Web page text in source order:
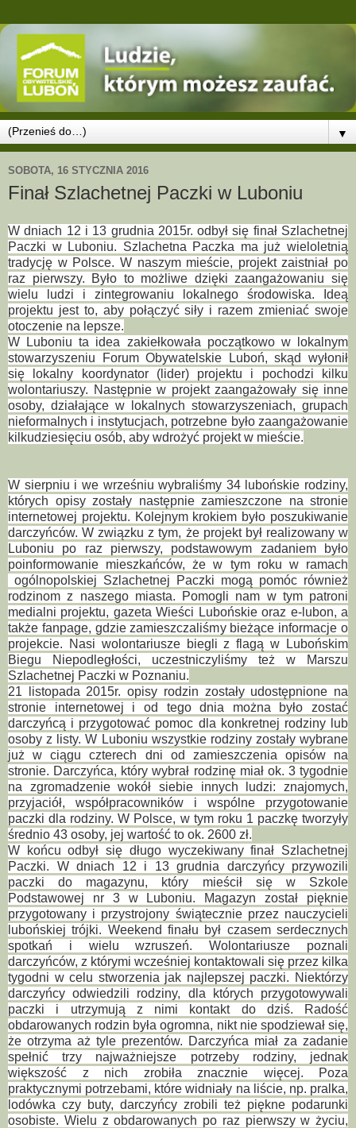
▼
SOBOTA, 16 STYCZNIA 2016
Finał Szlachetnej Paczki w Luboniu
W dniach 12 i 13 grudnia 2015r. odbył się finał Szlachetnej
Paczki w Luboniu. Szlachetna Paczka ma już wieloletnią
tradycję w Polsce. W naszym mieście, projekt zaistniał po
raz pierwszy. Było to możliwe dzięki zaangażowaniu się
wielu ludzi i zintegrowaniu lokalnego środowiska. Ideą
projektu jest to, aby połączyć siły i razem zmieniać swoje
otoczenie na lepsze.
W Luboniu ta idea zakiełkowała początkowo w lokalnym
stowarzyszeniu Forum Obywatelskie Luboń, skąd wyłonił
się lokalny koordynator (lider) projektu i pochodzi kilku
wolontariuszy. Następnie w projekt zaangażowały się inne
osoby, działające w lokalnych stowarzyszeniach, grupach
nieformalnych i instytucjach, potrzebne było zaangażowanie
kilkudziesięciu osób, aby wdrożyć projekt w mieście.
W sierpniu i we wrześniu wybraliśmy 34 lubońskie rodziny,
których opisy zostały następnie zamieszczone na stronie
internetowej projektu. Kolejnym krokiem było poszukiwanie
darczyńców. W związku z tym, że projekt był realizowany w
Luboniu po raz pierwszy, podstawowym zadaniem było
poinformowanie mieszkańców, że w tym roku w ramach
ogólnopolskiej Szlachetnej Paczki mogą pomóc również
rodzinom z naszego miasta. Pomogli nam w tym patroni
medialni projektu, gazeta Wieści Lubońskie oraz e-lubon, a
także fanpage, gdzie zamieszczaliśmy bieżące informacje o
projekcie. Nasi wolontariusze biegli z flagą w Lubońskim
Biegu Niepodległości, uczestniczyliśmy też w Marszu
Szlachetnej Paczki w Poznaniu.
21 listopada 2015r. opisy rodzin zostały udostępnione na
stronie internetowej i od tego dnia można było zostać
darczyńcą i przygotować pomoc dla konkretnej rodziny lub
osoby z listy. W Luboniu wszystkie rodziny zostały wybrane
już w ciągu czterech dni od zamieszczenia opisów na
stronie. Darczyńca, który wybrał rodzinę miał ok. 3 tygodnie
na zgromadzenie wokół siebie innych ludzi: znajomych,
przyjaciół, współpracowników i wspólne przygotowanie
paczki dla rodziny. W Polsce, w tym roku 1 paczkę tworzyły
średnio 43 osoby, jej wartość to ok. 2600 zł.
W końcu odbył się długo wyczekiwany finał Szlachetnej
Paczki. W dniach 12 i 13 grudnia darczyńcy przywozili
paczki do magazynu, który mieścił się w Szkole
Podstawowej nr 3 w Luboniu. Magazyn został pięknie
przygotowany i przystrojony świątecznie przez nauczycieli
lubońskiej trójki. Weekend finału był czasem serdecznych
spotkań i wielu wzruszeń. Wolontariusze poznali
darczyńców, z którymi wcześniej kontaktowali się przez kilka
tygodni w celu stworzenia jak najlepszej paczki. Niektórzy
darczyńcy odwiedzili rodziny, dla których przygotowywali
paczki i utrzymują z nimi kontakt do dziś. Radość
obdarowanych rodzin była ogromna, nikt nie spodziewał się,
że otrzyma aż tyle prezentów. Darczyńca miał za zadanie
spełnić trzy najważniejsze potrzeby rodziny, jednak
większość z nich zrobiła znacznie więcej. Poza
praktycznymi potrzebami, które widniały na liście, np. pralka,
lodówka czy buty, darczyńcy zrobili też piękne podarunki
osobiste. Wielu z obdarowanych po raz pierwszy w życiu,